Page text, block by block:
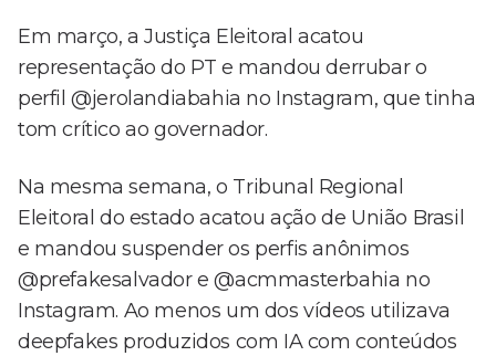
Em março, a Justiça Eleitoral acatou
representação do PT e mandou derrubar o
perfil @jerolandiabahia no Instagram, que tinha
tom crítico ao governador.
Na mesma semana, o Tribunal Regional
Eleitoral do estado acatou ação de União Brasil
e mandou suspender os perfis anônimos
@prefakesalvador e @acmmasterbahia no
Instagram. Ao menos um dos vídeos utilizava
deepfakes produzidos com IA com conteúdos